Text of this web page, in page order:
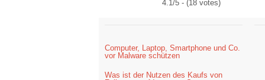
4.1/5 - (18 votes)
Computer, Laptop, Smartphone und Co.
vor Malware schützen
Was ist der Nutzen des Kaufs von